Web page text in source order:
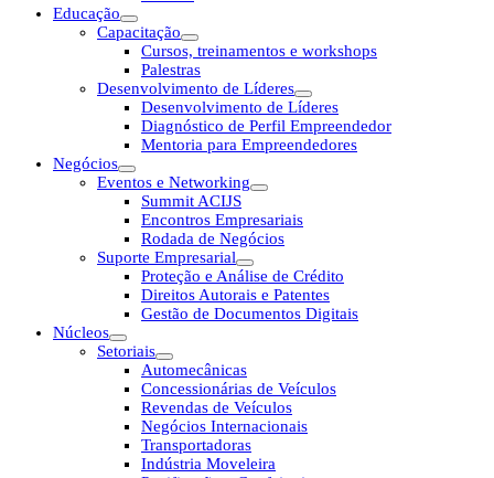
Educação
Capacitação
Cursos, treinamentos e workshops
Palestras
Desenvolvimento de Líderes
Desenvolvimento de Líderes
Diagnóstico de Perfil Empreendedor
Mentoria para Empreendedores
Negócios
Eventos e Networking
Summit ACIJS
Encontros Empresariais
Rodada de Negócios
Suporte Empresarial
Proteção e Análise de Crédito
Direitos Autorais e Patentes
Gestão de Documentos Digitais
Núcleos
Setoriais
Automecânicas
Concessionárias de Veículos
Revendas de Veículos
Negócios Internacionais
Transportadoras
Indústria Moveleira